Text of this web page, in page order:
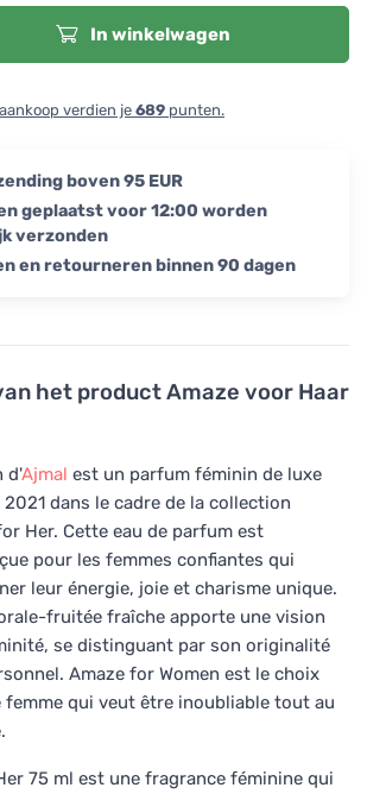
het productAmaze voor Haar
d'Ajmal est un parfum féminin de luxe
dans le cadre de la collection
Her. Cette eau de parfum est
pour les femmes confiantes qui
leur énergie, joie et charisme unique.
fruitée fraîche apporte une vision
se distinguant par son originalité
Amaze for Women est le choix
femme qui veut être inoubliable tout au
75 ml est une fragrance féminine qui
In winkelwagen
verdien je689 punten.
boven 95 EUR
geplaatst voor 12:00 worden
verzonden
en retourneren binnen 90 dagen